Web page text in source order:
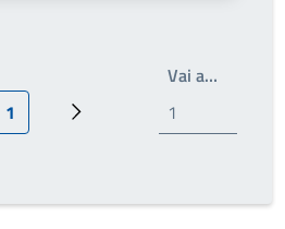
attuale
1 Prossima pagina
Vai a…